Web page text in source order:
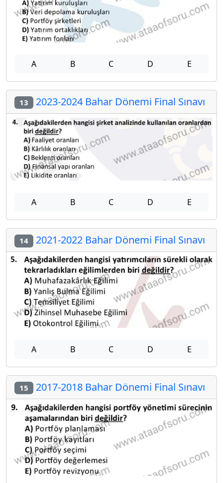
A B C D E
13 2023-2024 Bahar Dönemi Final Sınavı
A B C D E
14 2021-2022 Bahar Dönemi Final Sınavı
A B C D E
15 2017-2018 Bahar Dönemi Final Sınavı